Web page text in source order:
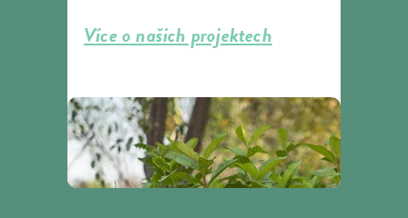
Více o našich projektech